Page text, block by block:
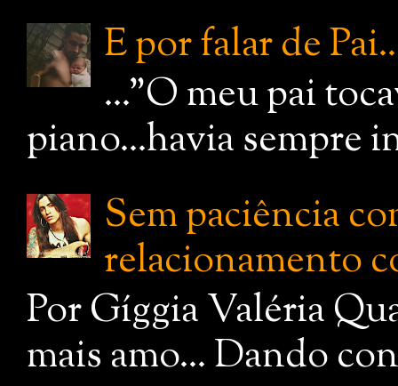
E por falar de
..."O meu pai
piano...havia sempre
Sem paciência
relacionamento
Por Gíggia Valéria
mais amo... Dando